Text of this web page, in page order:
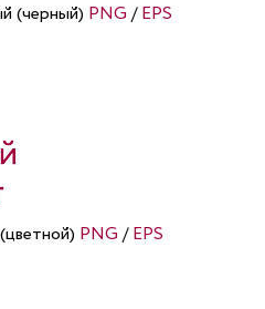
(черный) PNG /EPS
PNG /EPS